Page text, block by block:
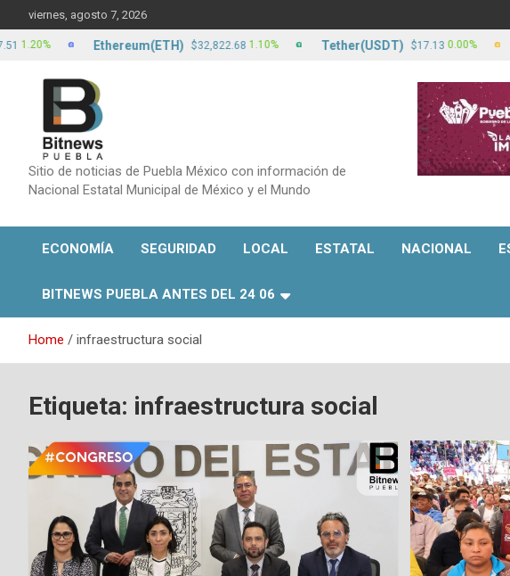
to
content
viernes, agosto 7, 2026
Sitio de noticias de Puebla México con información de
Nacional Estatal Municipal de México y el Mundo
ECONOMÍA SEGURIDAD LOCAL ESTATAL NACIONAL
BITNEWS PUEBLA ANTES DEL 24 06
Home infraestructura social
Etiqueta: infraestructura social
Ethereum(ETH) $32,822.68 1.10% Tether(USDT) $17.13 0.00%